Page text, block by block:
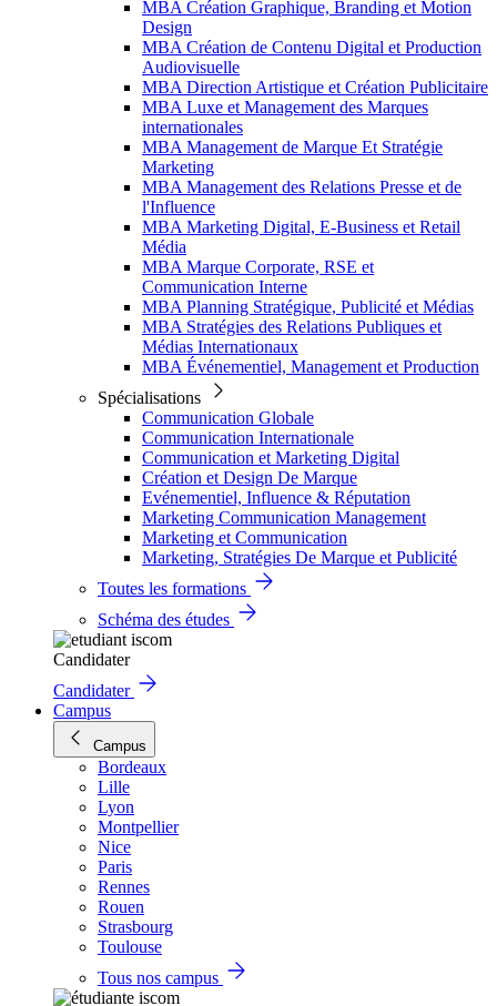
MBA Création Graphique, Branding et Motion
Design
MBA Création de Contenu Digital et Production
Audiovisuelle
MBA Direction Artistique et Création Publicitaire
MBA Luxe et Management des Marques
internationales
MBA Management de Marque Et Stratégie
Marketing
MBA Management des Relations Presse et de
l'Influence
MBA Marketing Digital, E-Business et Retail
Média
MBA Marque Corporate, RSE et
Communication Interne
MBA Planning Stratégique, Publicité et Médias
MBA Stratégies des Relations Publiques et
Médias Internationaux
MBA Événementiel, Management et Production
Spécialisations
Communication Globale
Communication Internationale
Communication et Marketing Digital
Création et Design De Marque
Evénementiel, Influence & Réputation
Marketing Communication Management
Marketing et Communication
Marketing, Stratégies De Marque et Publicité
Toutes les formations
Schéma des études
Candidater
Candidater
Campus
Campus
Bordeaux
Lille
Lyon
Montpellier
Nice
Paris
Rennes
Rouen
Strasbourg
Toulouse
Tous nos campus